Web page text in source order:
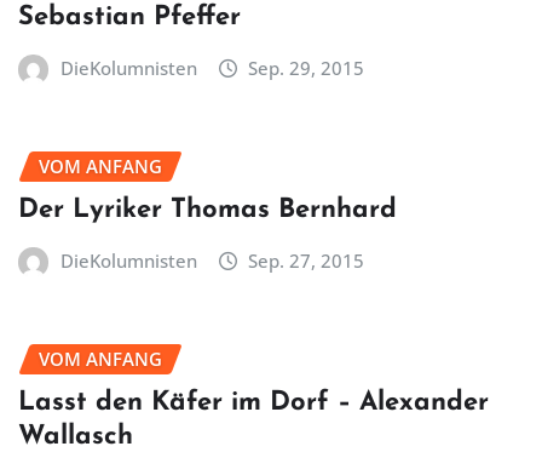
Sebastian Pfeffer
DieKolumnisten Sep. 29, 2015
VOM ANFANG
Der Lyriker Thomas Bernhard
DieKolumnisten Sep. 27, 2015
VOM ANFANG
Lasst den Käfer im Dorf – Alexander
Wallasch